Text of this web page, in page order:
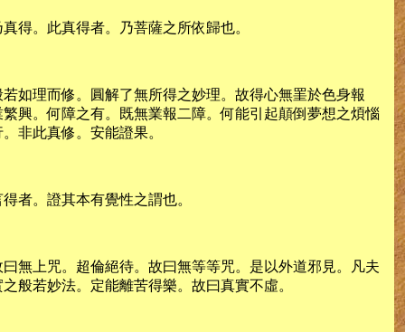
得。此真得者。乃菩薩之所依歸也。
如理而修。圓解了無所得之妙理。故得心無罣於色身報
興。何障之有。既無業報二障。何能引起顛倒夢想之煩惱
非此真修。安能證果。
者。證其本有覺性之謂也。
無上咒。超倫絕待。故曰無等等咒。是以外道邪見。凡夫
般若妙法。定能離苦得樂。故曰真實不虛。